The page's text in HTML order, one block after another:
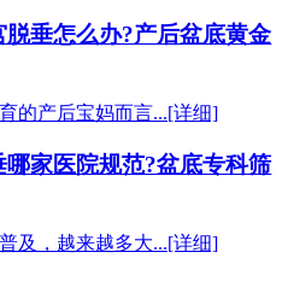
垂怎么办?产后盆底黄金
的产后宝妈而言...[详细]
家医院规范?盆底专科筛
及，越来越多大...[详细]